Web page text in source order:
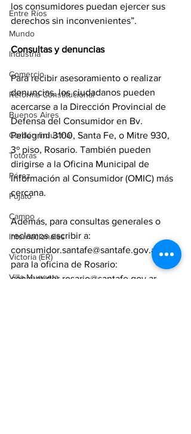
Entre Ríos
Mundo
Industria
Comercio
Reforma Constitucional
Buenos Aires
Cordón Industrial
Totoras
Pérez
Pujato
Campo
Internacionales
Victoria (ER)
Villa Mugueta
los consumidores puedan ejercer sus
derechos sin inconvenientes”.
Consultas y denuncias
Para recibir asesoramiento o realizar
denuncias, los ciudadanos pueden
acercarse a la Dirección Provincial de
Defensa del Consumidor en Bv.
Pellegrini 3100, Santa Fe, o Mitre 930,
3º piso, Rosario. También pueden
dirigirse a la Oficina Municipal de
Información al Consumidor (OMIC) más
cercana.
Además, para consultas generales o
reclamos escribir a:
consumidor.santafe@santafe.gov.ar; y
para la oficina de Rosario:
consumidor.rosario@santafe.gov.ar.